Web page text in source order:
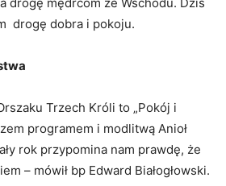
drogę dobra i pokoju.
Trzech Króli to „Pokój i
programem i modlitwą Anioł
rok przypomina nam prawdę, że
– mówił bp Edward Białogłowski.